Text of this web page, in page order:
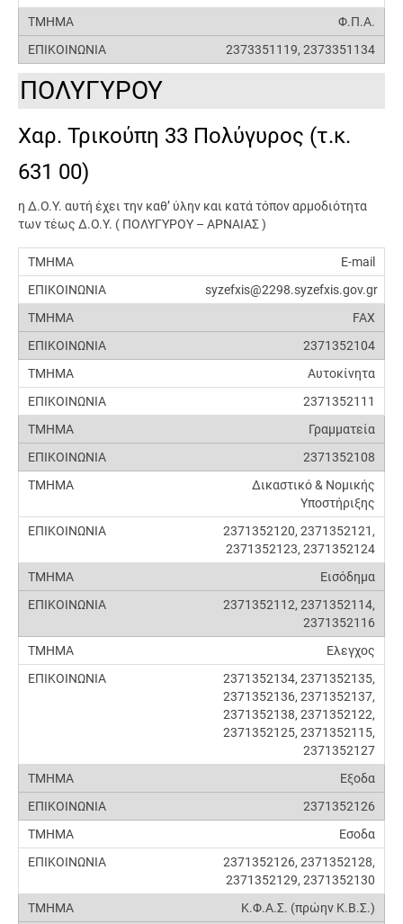
Φ.Π.Α.
2373351119, 2373351134
ΠΟΛΥΓΥΡΟΥ
Χαρ. Τρικούπη 33 Πολύγυρος (τ.κ.
631 00)
η Δ.Ο.Υ. αυτή έχει την καθ’ ύλην και κατά τόπον αρμοδιότητα
των τέως Δ.Ο.Υ. ( ΠΟΛΥΓΥΡΟΥ – ΑΡΝΑΙΑΣ )
E-mail
syzefxis@2298.syzefxis.gov.gr
FAX
2371352104
Αυτοκίνητα
2371352111
Γραμματεία
2371352108
Δικαστικό & Νομικής
Υποστήριξης
2371352120, 2371352121,
2371352123, 2371352124
Εισόδημα
2371352112, 2371352114,
2371352116
Ελεγχος
2371352134, 2371352135,
2371352136, 2371352137,
2371352138, 2371352122,
2371352125, 2371352115,
2371352127
Εξοδα
2371352126
Εσοδα
2371352126, 2371352128,
2371352129, 2371352130
Κ.Φ.Α.Σ. (πρώην Κ.Β.Σ.)